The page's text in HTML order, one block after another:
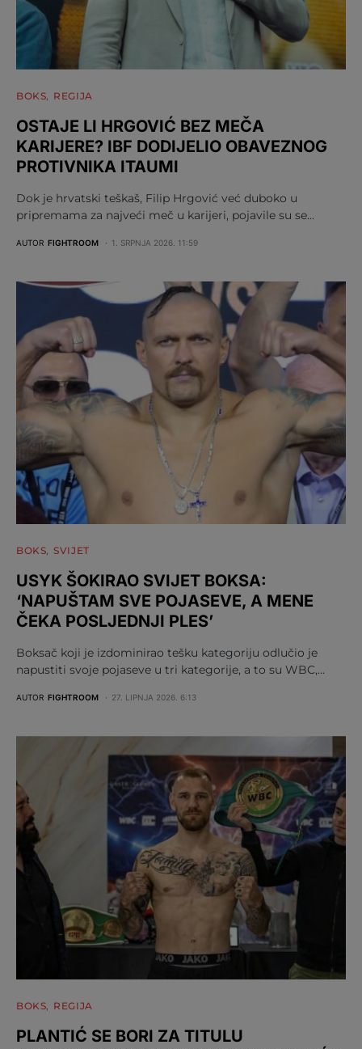
BOKS REGIJA
OSTAJE LI HRGOVIĆ BEZ MEČA
KARIJERE? IBF DODIJELIO OBAVEZNOG
PROTIVNIKA ITAUMI
Dok je hrvatski teškaš, Filip Hrgović već duboko u
pripremama za najveći meč u karijeri, pojavile su se…
AUTOR FIGHTROOM 1. SRPNJA 2026. 11:59
BOKS SVIJET
USYK ŠOKIRAO SVIJET BOKSA:
‘NAPUŠTAM SVE POJASEVE, A MENE
ČEKA POSLJEDNJI PLES’
Boksač koji je izdominirao tešku kategoriju odlučio je
napustiti svoje pojaseve u tri kategorije, a to su WBC,…
AUTOR FIGHTROOM 27. LIPNJA 2026. 6:13
BOKS REGIJA
PLANTIĆ SE BORI ZA TITULU